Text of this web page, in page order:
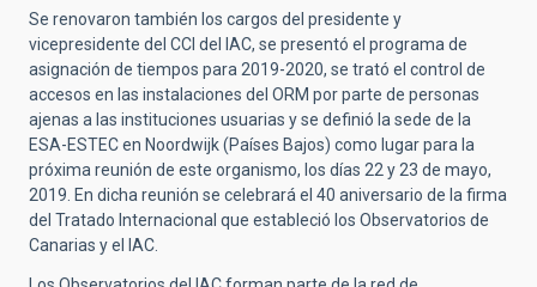
Se renovaron también los cargos del presidente y
vicepresidente del CCI del IAC, se presentó el programa de
asignación de tiempos para 2019-2020, se trató el control de
accesos en las instalaciones del ORM por parte de personas
ajenas a las instituciones usuarias y se definió la sede de la
ESA-ESTEC en Noordwijk (Países Bajos) como lugar para la
próxima reunión de este organismo, los días 22 y 23 de mayo,
2019. En dicha reunión se celebrará el 40 aniversario de la firma
del Tratado Internacional que estableció los Observatorios de
Canarias y el IAC.